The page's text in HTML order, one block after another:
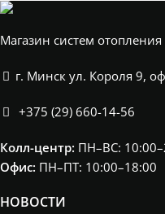
Магазин систем
г. Минск ул. Короля 9,
+375 (29) 660-14-56
Колл-центр: ПН–ВС:
Офис: ПН–ПТ: 10:00–18:00
НОВОСТИ